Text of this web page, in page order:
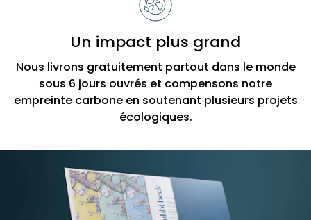
Un impact plus grand
Nous livrons gratuitement partout dans le monde
sous 6 jours ouvrés et compensons notre
empreinte carbone en soutenant plusieurs projets
écologiques.